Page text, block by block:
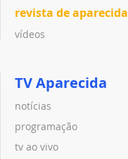
revista de aparecida
vídeos
TV Aparecida
notícias
programação
tv ao vivo